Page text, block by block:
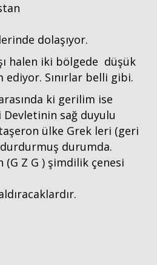
dolaşıyor.
halen iki bölgede düşük
ediyor. Sınırlar belli gibi.
ki gerilim ise
sağ duyulu
ülke Grek leri (geri
durumda.
(G Z G ) şimdilik çenesi
Haberin Doğru Adresi.